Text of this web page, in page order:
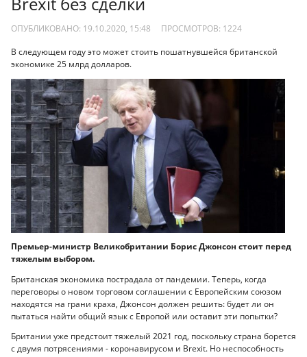
ОПУБЛИКОВАНО: 19.10.2020, 15:48 ПРОСМОТРОВ: 1224
В следующем году это может стоить пошатнувшейся британской
экономике 25 млрд долларов.
Премьер-министр Великобритании Борис Джонсон стоит перед
тяжелым выбором.
Британская экономика пострадала от пандемии. Теперь, когда
переговоры о новом торговом соглашении с Европейским союзом
находятся на грани краха, Джонсон должен решить: будет ли он
пытаться найти общий язык с Европой или оставит эти попытки?
Британии уже предстоит тяжелый 2021 год, поскольку страна борется
с двумя потрясениями - коронавирусом и Brexit. Но неспособность